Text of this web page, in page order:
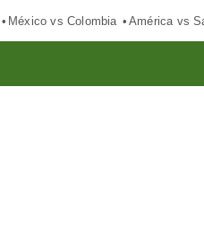
México vs Colombia América vs